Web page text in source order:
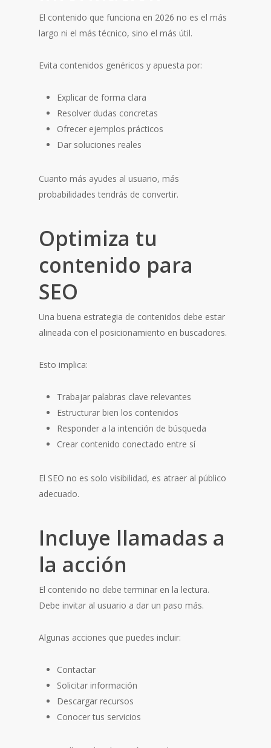
El contenido que funciona en 2026 no es el más
largo ni el más técnico, sino el más útil.
Evita contenidos genéricos y apuesta por:
Explicar de forma clara
Resolver dudas concretas
Ofrecer ejemplos prácticos
Dar soluciones reales
Cuanto más ayudes al usuario, más
probabilidades tendrás de convertir.
Optimiza tu
contenido para
SEO
Una buena estrategia de contenidos debe estar
alineada con el posicionamiento en buscadores.
Esto implica:
Trabajar palabras clave relevantes
Estructurar bien los contenidos
Responder a la intención de búsqueda
Crear contenido conectado entre sí
El SEO no es solo visibilidad, es atraer al público
adecuado.
Incluye llamadas a
la acción
El contenido no debe terminar en la lectura.
Debe invitar al usuario a dar un paso más.
Algunas acciones que puedes incluir:
Contactar
Solicitar información
Descargar recursos
Conocer tus servicios